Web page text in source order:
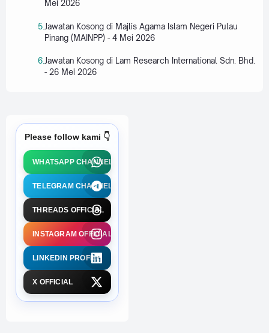
Mei 2026
Jawatan Kosong di Majlis Agama Islam Negeri Pulau
Pinang (MAINPP) - 4 Mei 2026
Jawatan Kosong di Lam Research International Sdn. Bhd.
- 26 Mei 2026
Please follow kami 👇
WHATSAPP CHANNEL
TELEGRAM CHANNEL
THREADS OFFICIAL
INSTAGRAM OFFICIAL
LINKEDIN PROFILE
X OFFICIAL